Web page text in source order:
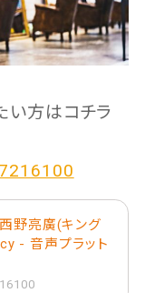
い方はコチラ
野亮廣(キング
- 音声プラット